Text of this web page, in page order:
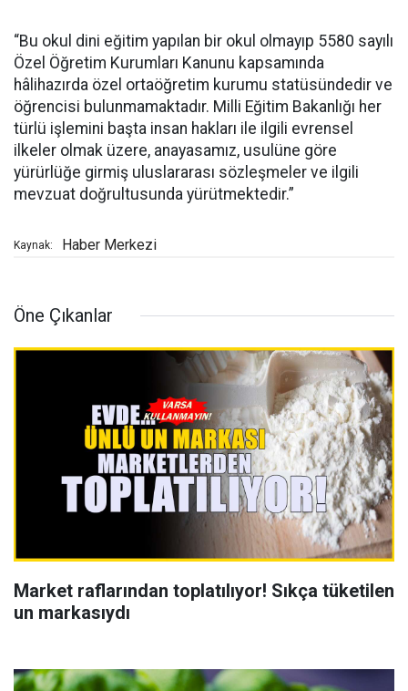
“Bu okul dini eğitim yapılan bir okul olmayıp 5580 sayılı
Özel Öğretim Kurumları Kanunu kapsamında
hâlihazırda özel ortaöğretim kurumu statüsündedir ve
öğrencisi bulunmamaktadır. Milli Eğitim Bakanlığı her
türlü işlemini başta insan hakları ile ilgili evrensel
ilkeler olmak üzere, anayasamız, usulüne göre
yürürlüğe girmiş uluslararası sözleşmeler ve ilgili
mevzuat doğrultusunda yürütmektedir.”
Kaynak: Haber Merkezi
Öne Çıkanlar
Market raflarından toplatılıyor! Sıkça tüketilen
un markasıydı